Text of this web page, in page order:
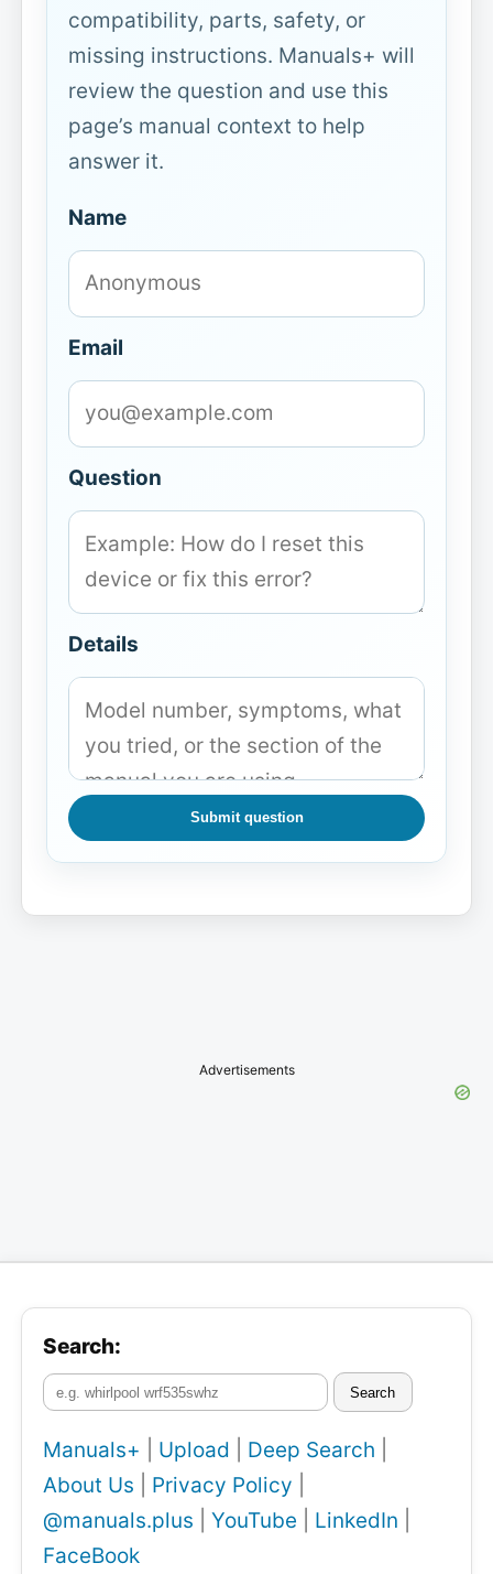
compatibility, parts, safety, or
missing instructions. Manuals+ will
review the question and use this
page’s manual context to help
answer it.
Name
Email
Question
Details
Submit question
Advertisements
Search:
Search
Manuals+ Upload Deep Search
About Us
Privacy Policy
@manuals.plus
YouTube LinkedIn
FaceBook